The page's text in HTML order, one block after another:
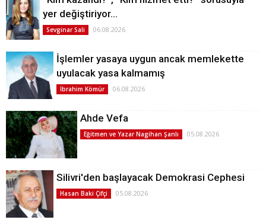
yer değiştiriyor…
Sevginar Sali 06.08.2026
İşlemler yasaya uygun ancak memlekette
uyulacak yasa kalmamış
İbrahim Kömür 06.08.2026
Ahde Vefa
Eğitmen ve Yazar Nagihan Şanlı 05.08.2026
Silivri'den başlayacak Demokrasi Cephesi
Hasan Baki Çifçi 05.08.2026